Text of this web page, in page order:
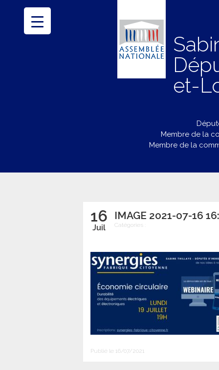
et-
Membre de la
Membre de la
16
Juil
IMAGE 2021-07-16
Catégories :
Publié le 16/07/2021